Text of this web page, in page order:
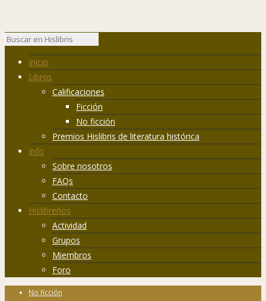
Inicio
Libros
Calificaciones
Ficción
No ficción
Premios Hislibris de literatura histórica
Info
Sobre nosotros
FAQs
Contacto
Hislibreños
Actividad
Grupos
Miembros
Foro
No ficción